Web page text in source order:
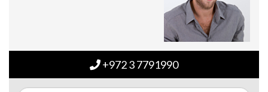
+972 3 7791990